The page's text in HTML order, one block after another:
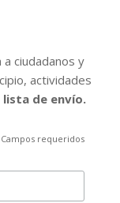
a ciudadanos y
actividades
de envío.
requeridos